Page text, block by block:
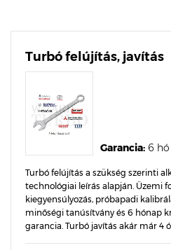
Turbó felújítás, javítás
Garancia: 6 hó
Turbó felújítás a szükség szerinti
technológiai leírás alapján. Üzemi
kiegyensúlyozás, próbapadi
minőségi tanúsítvány és 6 hónap
garancia. Turbó javítás akár már 4